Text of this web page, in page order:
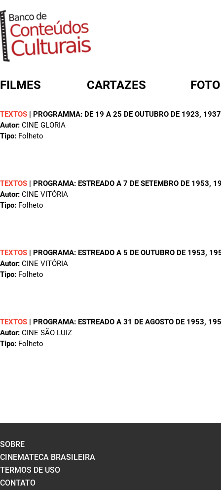
FILMES CARTAZES
TEXTOS | PROGRAMMA: DE 19 A 25 DE OUTUBRO DE 1923, 1937
Autor: CINE GLORIA
Tipo: Folheto
TEXTOS | PROGRAMA: ESTREADO A 7 DE SETEMBRO DE 1953,
Autor: CINE VITÓRIA
Tipo: Folheto
TEXTOS | PROGRAMA: ESTREADO A 5 DE OUTUBRO DE 1953,
Autor: CINE VITÓRIA
Tipo: Folheto
TEXTOS | PROGRAMA: ESTREADO A 31 DE AGOSTO DE 1953,
Autor: CINE SÃO LUIZ
Tipo: Folheto
FORMULÁRIO DE BUSCA
SOBRE
CINEMATECA BRASILEIRA
TERMOS DE USO
CONTATO